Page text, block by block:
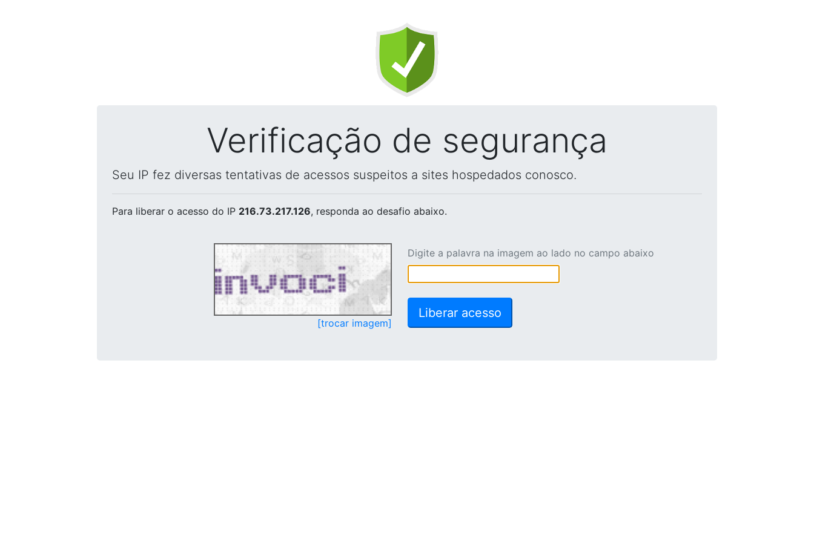
Verificação de segurança
Seu IP fez diversas tentativas de acessos suspeitos a sites hospedados conosco.
Para liberar o acesso do IP 216.73.217.126, responda ao desafio abaixo.
[trocar imagem]
Digite a palavra na imagem ao lado no campo abaixo